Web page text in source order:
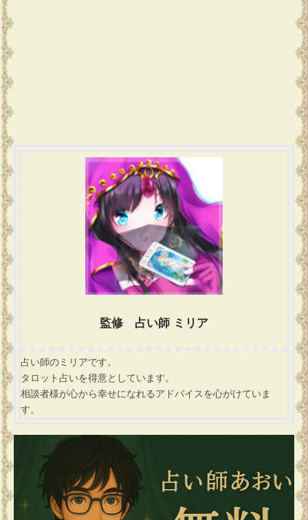
監修 占い師 ミリア
占い師のミリアです。
タロット占いを得意としています。
相談者様が心から幸せになれるアドバイスを心がけていま
す。